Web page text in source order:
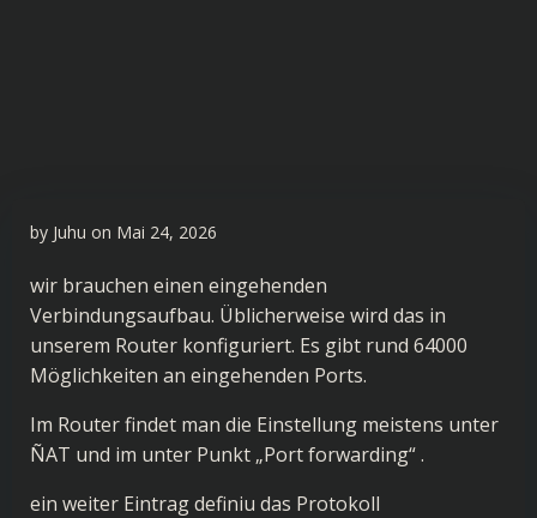
by Juhu on Mai 24, 2026
wir brauchen einen eingehenden
Verbindungsaufbau. Üblicherweise wird das in
unserem Router konfiguriert. Es gibt rund 64000
Möglichkeiten an eingehenden Ports.
Im Router findet man die Einstellung meistens unter
ÑAT und im unter Punkt „Port forwarding“ .
ein weiter Eintrag definiu das Protokoll